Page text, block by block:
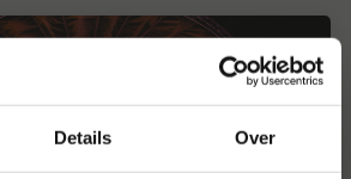
Details Over